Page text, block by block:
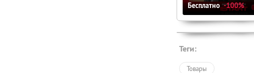
Бесплатно -100%
Теги:
Товары